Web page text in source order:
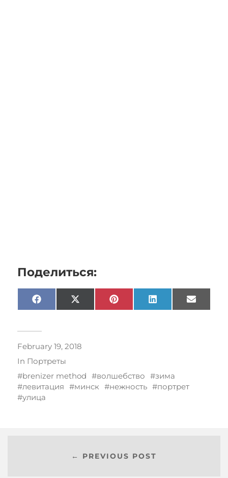
Поделиться:
Facebook X
(Twitter)
Pinterest LinkedIn Email
February 19, 2018
In Портреты
brenizer method
волшебство
зима
левитация
минск нежность
портрет
улица
← PREVIOUS POST